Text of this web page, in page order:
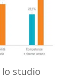
lo studio